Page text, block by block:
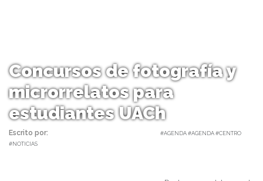
Concursos de fotografía y
microrrelatos para
estudiantes UACh
Escrito por:
#AGENDA #AGENDA #CENTRO
#NOTICIAS